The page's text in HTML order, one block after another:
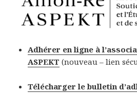
Adhérer en ligne à
ASPEKT (nouveau – lien
Télécharger le bulletin